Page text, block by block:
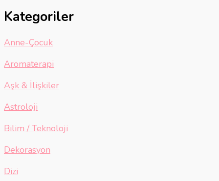
Kategoriler
Anne-Çocuk
Aromaterapi
Aşk & İlişkiler
Astroloji
Bilim / Teknoloji
Dekorasyon
Dizi